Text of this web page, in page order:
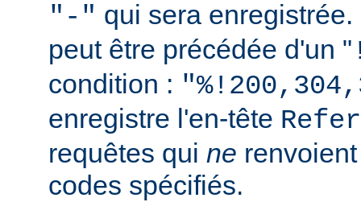
"-" qui sera
peut être précédée d'un "
condition :
enregistre l'en-tête
requêtes qui ne
codes spécifiés.